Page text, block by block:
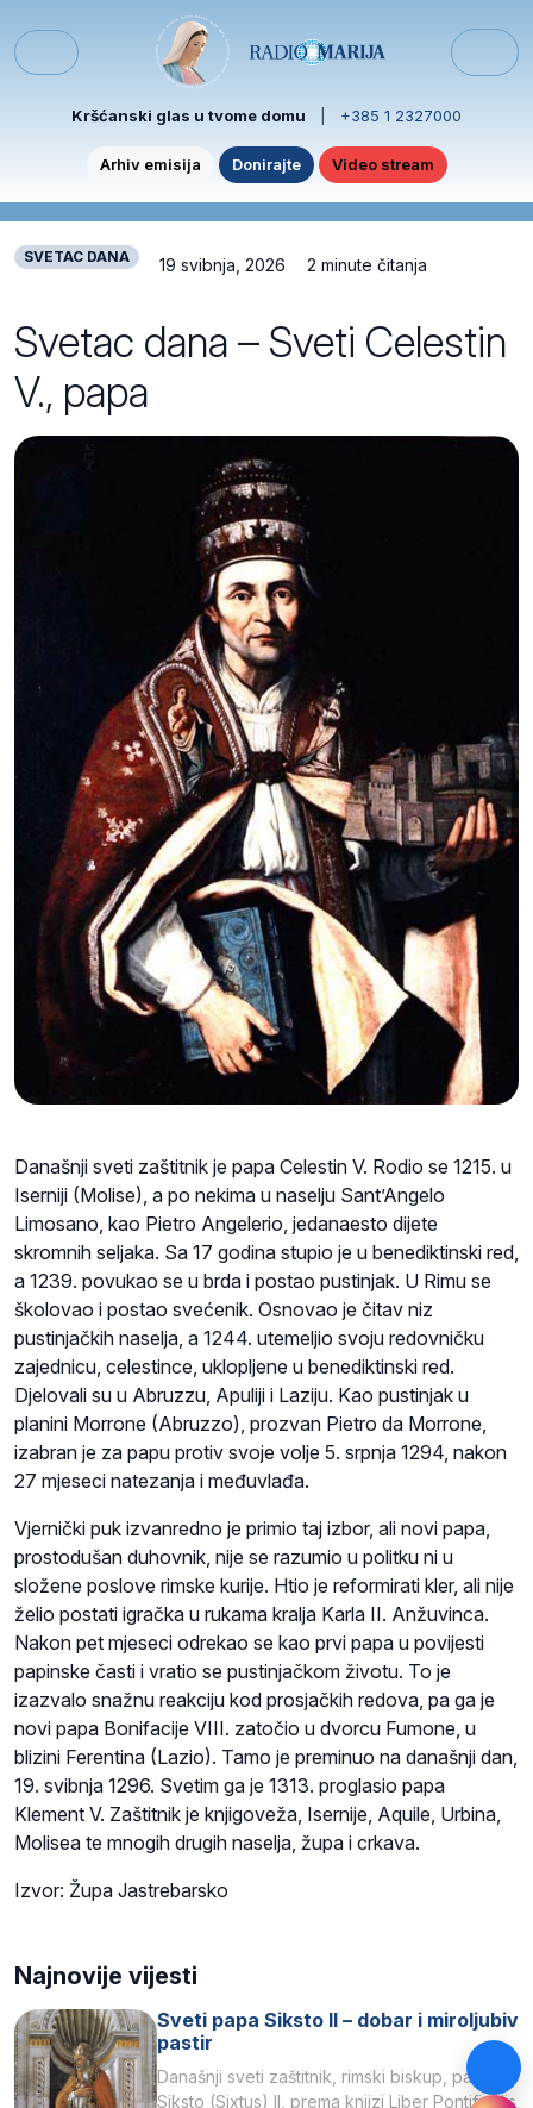
Menu
Kršćanski glas u tvome domu +385 1 2327000
Arhiv emisija Donirajte Video stream
SVETAC DANA 19 svibnja, 2026 2 minute čitanja
Svetac dana – Sveti Celestin
V., papa
Današnji sveti zaštitnik je papa Celestin V. Rodio se 1215. u
Iserniji (Molise), a po nekima u naselju Sant’Angelo
Limosano, kao Pietro Angelerio, jedanaesto dijete
skromnih seljaka. Sa 17 godina stupio je u benediktinski red,
a 1239. povukao se u brda i postao pustinjak. U Rimu se
školovao i postao svećenik. Osnovao je čitav niz
pustinjačkih naselja, a 1244. utemeljio svoju redovničku
zajednicu, celestince, uklopljene u benediktinski red.
Djelovali su u Abruzzu, Apuliji i Laziju. Kao pustinjak u
planini Morrone (Abruzzo), prozvan Pietro da Morrone,
izabran je za papu protiv svoje volje 5. srpnja 1294, nakon
27 mjeseci natezanja i međuvlađa.
Vjernički puk izvanredno je primio taj izbor, ali novi papa,
prostodušan duhovnik, nije se razumio u politku ni u
složene poslove rimske kurije. Htio je reformirati kler, ali nije
želio postati igračka u rukama kralja Karla II. Anžuvinca.
Nakon pet mjeseci odrekao se kao prvi papa u povijesti
papinske časti i vratio se pustinjačkom životu. To je
izazvalo snažnu reakciju kod prosjačkih redova, pa ga je
novi papa Bonifacije VIII. zatočio u dvorcu Fumone, u
blizini Ferentina (Lazio). Tamo je preminuo na današnji dan,
19. svibnja 1296. Svetim ga je 1313. proglasio papa
Klement V. Zaštitnik je knjigoveža, Isernije, Aquile, Urbina,
Molisea te mnogih drugih naselja, župa i crkava.
Izvor: Župa Jastrebarsko
Najnovije vijesti
Sveti papa Siksto II – dobar i miroljubiv
pastir
Današnji sveti zaštitnik, rimski biskup, papa
Siksto (Sixtus) II, prema knjizi Liber Pontificalis